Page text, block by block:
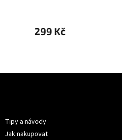
299 Kč
Tipy a návody
Jak nakupovat